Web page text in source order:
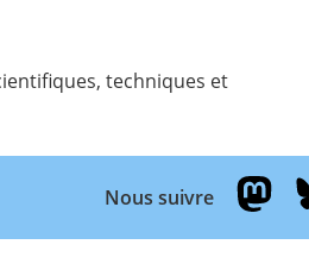
techniques et
Nous suivre